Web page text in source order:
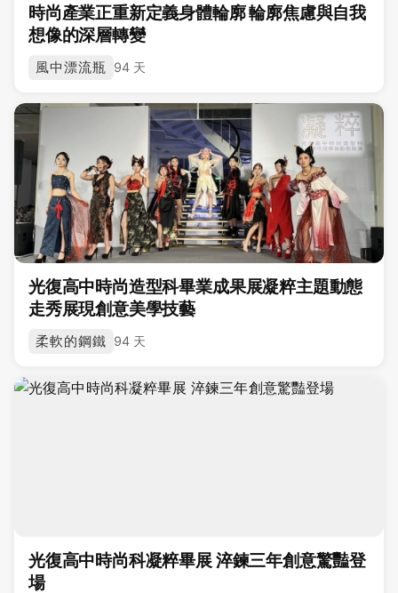
時尚產業正重新定義身體輪廓 輪廓焦慮與自我
想像的深層轉變
風中漂流瓶 94 天
光復高中時尚造型科畢業成果展凝粹主題動態
走秀展現創意美學技藝
柔軟的鋼鐵 94 天
光復高中時尚科凝粹畢展 淬鍊三年創意驚豔登
場